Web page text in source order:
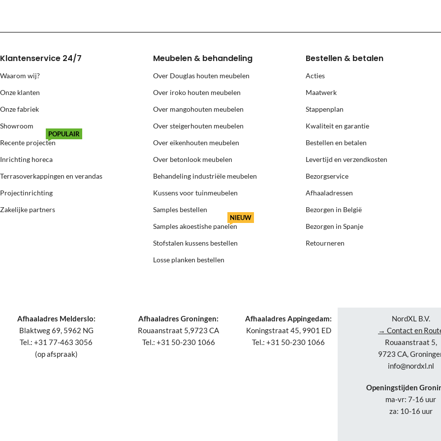
Klantenservice 24/7
Waarom wij?
Onze klanten
Onze fabriek
Showroom
Recente projecten
POPULAIR
Inrichting horeca
Terrasoverkappingen en verandas
Projectinrichting
Zakelijke partners
Meubelen & behandeling
Over Douglas houten meubelen
Over iroko houten meubelen
Over mangohouten meubelen
Over steigerhouten meubelen
Over eikenhouten meubelen
Over betonlook meubelen
Behandeling industriële meubelen
Kussens voor tuinmeubelen
Samples bestellen
Samples akoestishe panelen
NIEUW
Stofstalen kussens bestellen
Losse planken bestellen
Bestellen & betalen
Acties
Maatwerk
Stappenplan
Kwaliteit en garantie
Bestellen en betalen
Levertijd en verzendkosten
Bezorgservice
Afhaaladressen
Bezorgen in België
Bezorgen in Spanje
Retourneren
Afhaaladres Melderslo:
Blaktweg 69, 5962 NG
Tel.: +31 77-463 3056
(op afspraak)
Afhaaladres Groningen:
Rouaanstraat 5,9723 CA
Tel.: +31 50-230 1066
Afhaaladres Appingedam:
Koningstraat 45, 9901 ED
Tel.: +31 50-230 1066
NordXL B.V.
→ Contact en
Rouaanstraat 5,
9723 CA,
info@nordxl.nl
Openingstijden
ma-vr: 7-16 uur
za: 10-16 uur